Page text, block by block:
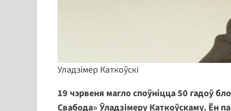
Уладзімер Каткоўскі
19 чэрвеня магло споўніцца 50 гадоў
Свабода» Ўладзімеру Каткоўскаму. Ён